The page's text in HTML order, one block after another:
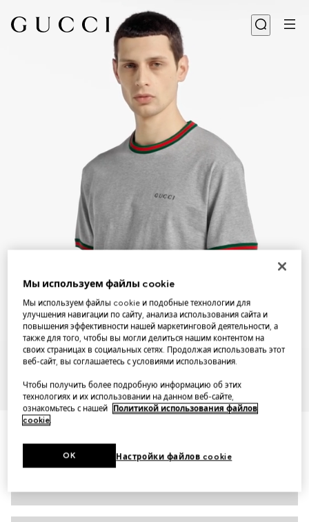
7
Мы используем файлы cookie
Мы используем файлы cookie и подобные технологии для
улучшения навигации по сайту, анализа использования сайта и
повышения эффективности нашей маркетинговой деятельности, а
также для того, чтобы вы могли делиться нашим контентом на
своих страницах в социальных сетях. Продолжая использовать этот
веб-сайт, вы соглашаетесь с условиями использования.
Чтобы получить более подробную информацию об этих
технологиях и их использовании на данном веб-сайте,
ознакомьтесь с нашей
Политикой использования файлов
cookie.
Настройки файлов cookie
OK